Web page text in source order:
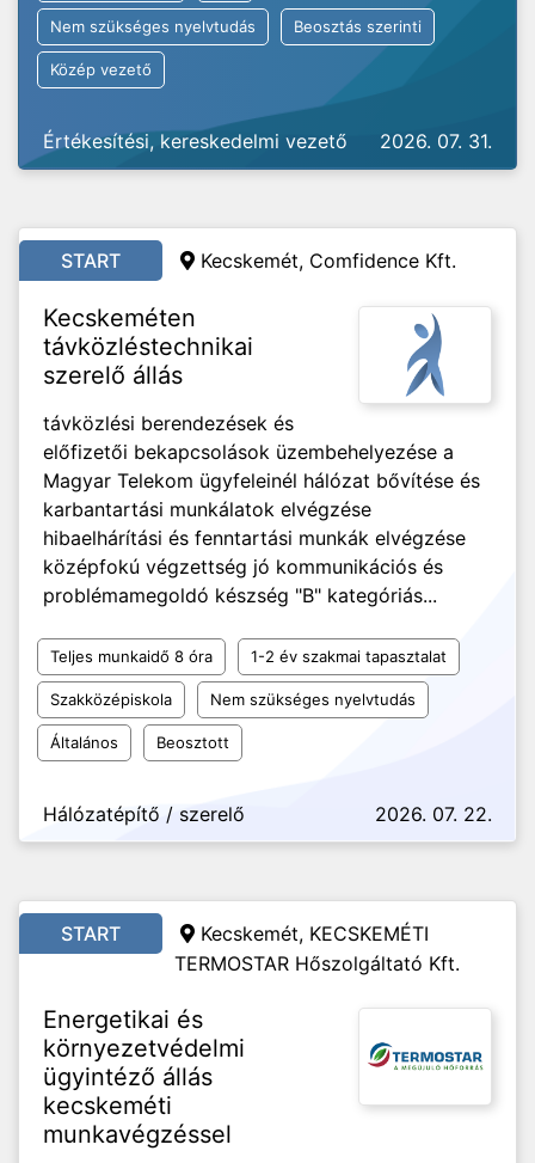
Nem szükséges nyelvtudás Beosztás szerinti
Közép vezető
Értékesítési, kereskedelmi vezető 2026. 07. 31.
START Kecskemét, Comfidence Kft.
Kecskeméten
távközléstechnikai
szerelő állás
távközlési berendezések és
előfizetői bekapcsolások üzembehelyezése a
Magyar Telekom ügyfeleinél hálózat bővítése és
karbantartási munkálatok elvégzése
hibaelhárítási és fenntartási munkák elvégzése
középfokú végzettség jó kommunikációs és
problémamegoldó készség "B" kategóriás...
Teljes munkaidő 8 óra 1-2 év szakmai tapasztalat
Szakközépiskola Nem szükséges nyelvtudás
Általános Beosztott
Hálózatépítő / szerelő 2026. 07. 22.
START Kecskemét, KECSKEMÉTI
TERMOSTAR Hőszolgáltató Kft.
Energetikai és
környezetvédelmi
ügyintéző állás
kecskeméti
munkavégzéssel